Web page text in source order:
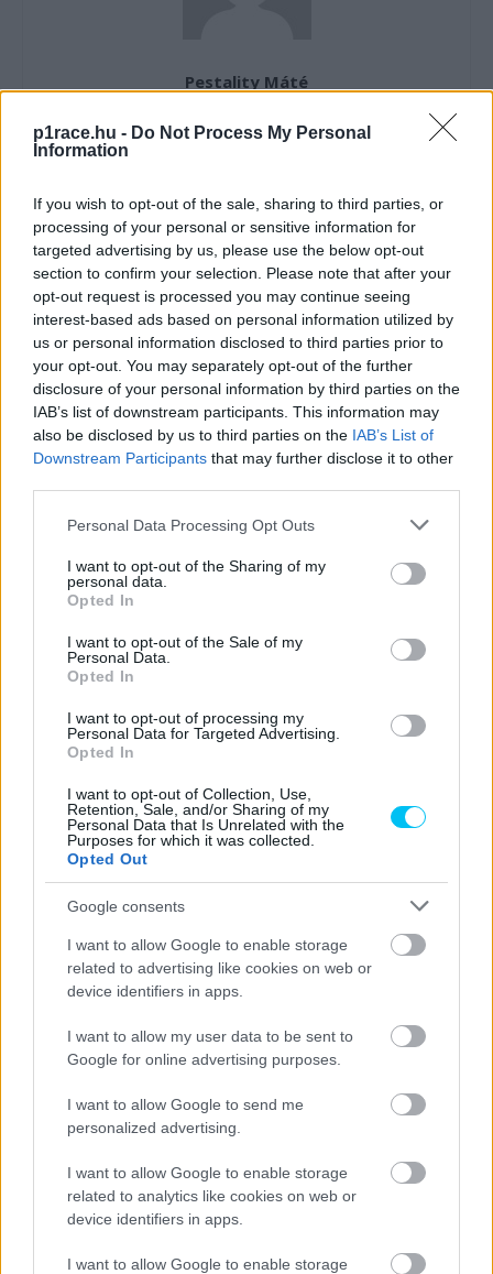
p1race.hu - Do Not Process My Personal
Information
If you wish to opt-out of the sale, sharing to third parties, or
processing of your personal or sensitive information for
targeted advertising by us, please use the below opt-out
section to confirm your selection. Please note that after your
opt-out request is processed you may continue seeing
interest-based ads based on personal information utilized by
us or personal information disclosed to third parties prior to
your opt-out. You may separately opt-out of the further
disclosure of your personal information by third parties on the
IAB’s list of downstream participants. This information may
also be disclosed by us to third parties on the IAB’s List of
Downstream Participants that may further disclose it to other
Please note that this website/app uses one or more Google
not limited to your visit or usage behaviour. You may click to
grant or deny consent to Google and its third-party tags to
use your data for below specified purposes in below Google
consent section.
Personal Data Processing Opt Outs
I want to opt-out of the Sharing of my
personal data.
Opted In
I want to opt-out of the Sale of my
Personal Data.
Opted In
I want to opt-out of processing my
Personal Data for Targeted Advertising.
Opted In
I want to opt-out of Collection, Use,
Retention, Sale, and/or Sharing of my
Personal Data that Is Unrelated with the
Purposes for which it was collected.
Opted Out
Google consents
I want to allow Google to enable storage
related to advertising like cookies on web or
device identifiers in apps.
I want to allow my user data to be sent to
Google for online advertising purposes.
I want to allow Google to send me
personalized advertising.
I want to allow Google to enable storage
related to analytics like cookies on web or
device identifiers in apps.
I want to allow Google to enable storage
Pestality Máté